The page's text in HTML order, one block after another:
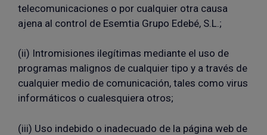
telecomunicaciones o por cualquier otra causa
ajena al control de Esemtia Grupo Edebé, S.L.;
(ii) Intromisiones ilegítimas mediante el uso de
programas malignos de cualquier tipo y a través de
cualquier medio de comunicación, tales como virus
informáticos o cualesquiera otros;
(iii) Uso indebido o inadecuado de la página web de